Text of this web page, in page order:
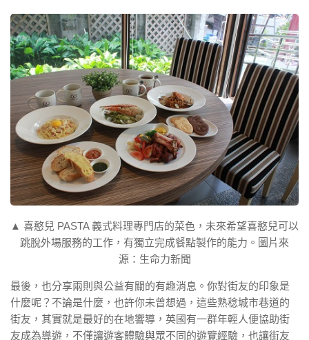
▲ 喜憨兒 PASTA 義式料理專門店的菜色，未來希望喜憨兒可以
跳脫外場服務的工作，有獨立完成餐點製作的能力。圖片來
源：生命力新聞
最後，也分享兩則與公益有關的有趣消息。你對街友的印象是
什麼呢？不論是什麼，也許你未曾想過，這些熟稔城市巷道的
街友，其實就是最好的在地響導，英國有一群年輕人便協助街
友成為導遊，不僅讓遊客體驗與眾不同的遊覽經驗，也讓街友